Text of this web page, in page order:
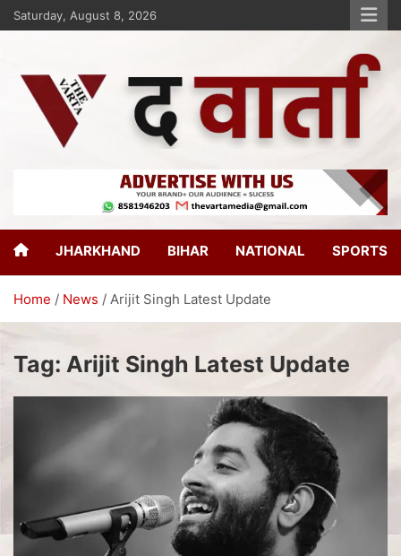
Saturday, August 8, 2026
The Varta
JHARKHAND BIHAR NATIONAL SPORTS
Home News Arijit Singh Latest Update
Tag: Arijit Singh Latest Update